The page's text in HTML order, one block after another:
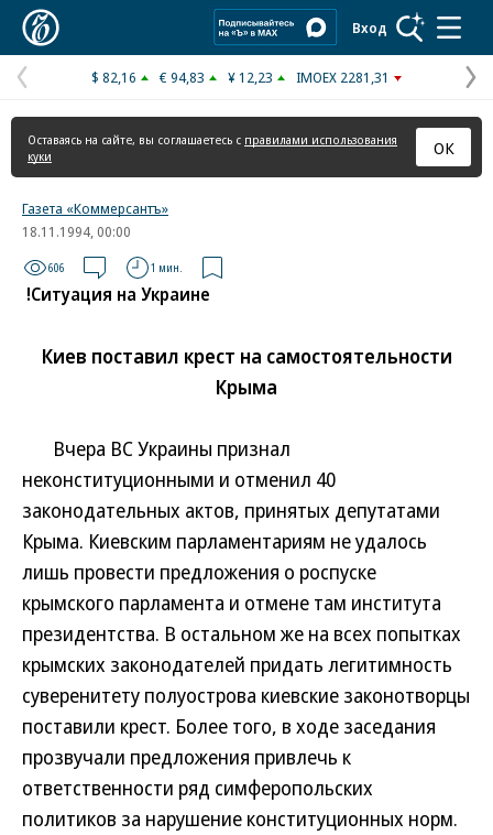
Вход
Предыдущая
страница
$ 82,16 € 94,83 ¥ 12,23 IMOEX 2281,31
Оставаясь на сайте, вы соглашаетесь с правилами использования
куки
ОК
Газета «Коммерсантъ»
18.11.1994, 00:00
606 1 мин.
!Ситуация на Украине
Киев поставил крест на самостоятельности
Крыма
Вчера ВС Украины признал
неконституционными и отменил 40
законодательных актов, принятых депутатами
Крыма. Киевским парламентариям не удалось
лишь провести предложения о роспуске
крымского парламента и отмене там института
президентства. В остальном же на всех попытках
крымских законодателей придать легитимность
суверенитету полуострова киевские законотворцы
поставили крест. Более того, в ходе заседания
прозвучали предложения привлечь к
ответственности ряд симферопольских
политиков за нарушение конституционных норм.